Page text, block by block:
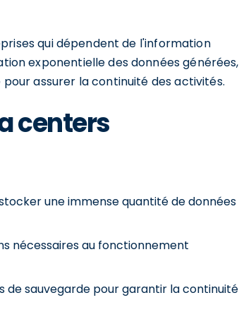
qui dépendent de l'information
exponentielle des données générées,
assurer la continuité des activités.
centers
une immense quantité de données
nécessaires au fonctionnement
de sauvegarde pour garantir la continuité